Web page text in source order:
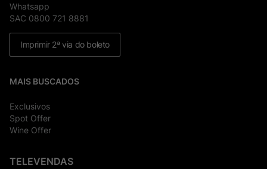
Whatsapp
SAC 0800 721 8881
Imprimir 2ª via do boleto
MAIS BUSCADOS
Exclusivos
Spot Offer
Wine Offer
TELEVENDAS